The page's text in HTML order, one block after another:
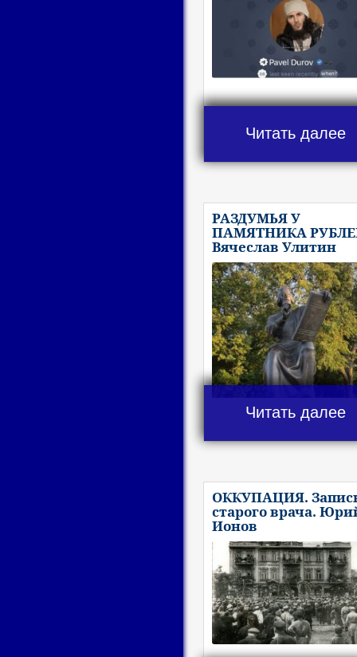
Читать далее
РАЗДУМЬЯ У
ПАМЯТНИКА
Вячеслав Улитин
Читать далее
ОККУПАЦИЯ.
старого врача.
Ионов